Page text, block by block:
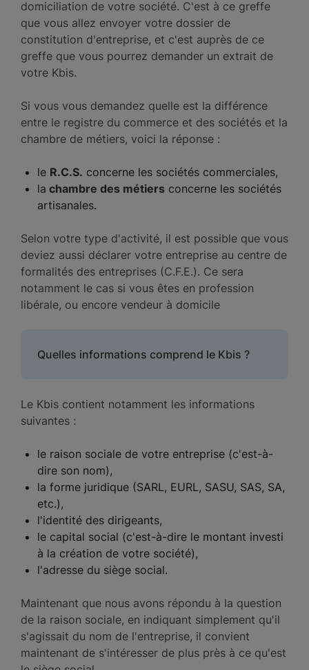
domiciliation de votre société. C'est à ce greffe
que vous allez envoyer votre dossier de
constitution d'entreprise, et c'est auprès de ce
greffe que vous pourrez demander un extrait de
votre Kbis.
Si vous vous demandez quelle est la différence
entre le registre du commerce et des sociétés et la
chambre de métiers, voici la réponse :
le R.C.S. concerne les sociétés commerciales,
la chambre des métiers concerne les sociétés
artisanales.
Selon votre type d'activité, il est possible que vous
deviez aussi déclarer votre entreprise au centre de
formalités des entreprises (C.F.E.). Ce sera
notamment le cas si vous êtes en profession
libérale, ou encore vendeur à domicile
Quelles informations comprend le Kbis ?
Le Kbis contient notamment les informations
suivantes :
le raison sociale de votre entreprise (c'est-à-
dire son nom),
la forme juridique (SARL, EURL, SASU, SAS, SA,
etc.),
l'identité des dirigeants,
le capital social (c'est-à-dire le montant investi
à la création de votre société),
l'adresse du siège social.
Maintenant que nous avons répondu à la question
de la raison sociale, en indiquant simplement qu'il
s'agissait du nom de l'entreprise, il convient
maintenant de s'intéresser de plus près à ce qu'est